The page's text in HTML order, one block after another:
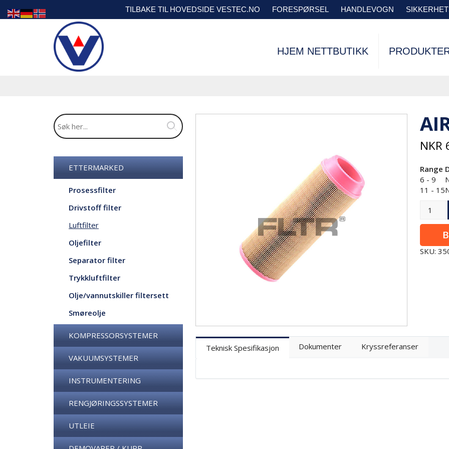
TILBAKE TIL HOVEDSIDE VESTEC.NO FORESPØRSEL HANDLEVOGN
HJEM NETTBUTIKK
ETTERMARKED
Prosessfilter
Drivstoff filter
Luftfilter
Oljefilter
Separator filter
Trykkluftfilter
Olje/vannutskiller filtersett
Smøreolje
KOMPRESSORSYSTEMER
VAKUUMSYSTEMER
INSTRUMENTERING
RENGJØRINGSSYSTEMER
UTLEIE
NKR
Range
6 - 9
11 - 15
SKU:
Teknisk Spesifikasjon Dokumenter Kryssreferanser